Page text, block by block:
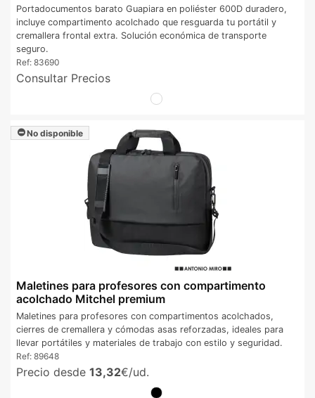
Portadocumentos barato Guapiara en poliéster 600D duradero,
incluye compartimento acolchado que resguarda tu portátil y
cremallera frontal extra. Solución económica de transporte
seguro.
Ref: 83690
Consultar Precios
No disponible
Maletines para profesores con compartimento
acolchado Mitchel premium
Maletines para profesores con compartimentos acolchados,
cierres de cremallera y cómodas asas reforzadas, ideales para
llevar portátiles y materiales de trabajo con estilo y seguridad.
Ref: 89648
Precio desde 13,32€/ud.